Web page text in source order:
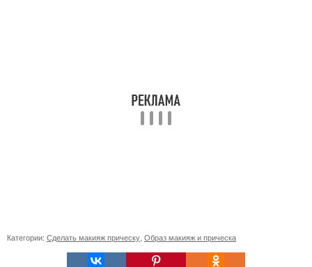
Категории: Сделать макияж прическу Образ макияж и прическа